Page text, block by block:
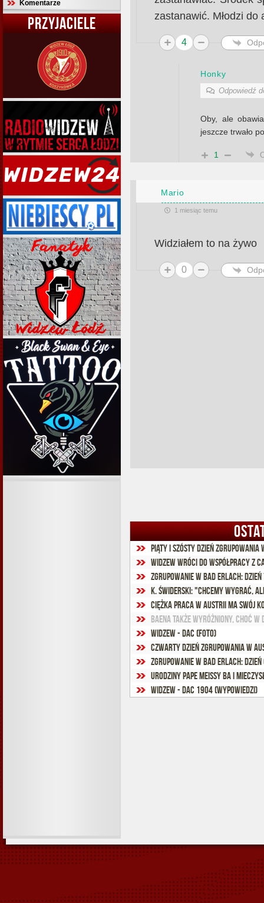
Komentarze
PRZYJACIELE
zastanawić. Młodzi do
4
Honky
Odpowiedź
Oby, ale
jeszcze trwało
1
Mario
1 miesiąc temu
Widziałem to na żywo
0
Piąty i szósty dzień zgrupowania
Widzew wróci do współpracy z
Zgrupowanie w Bad Erlach: dzień
K. Świderski: "Chcemy wygrać,
Ciężka praca w Austrii ma swój
Baena także wyróżniony, choć
Widzew - DAC (foto)
Czwarty dzień zgrupowania w
Zgrupowanie w Bad Erlach: dzień
Urodziny Pape Meissy Ba i
Widzew - DAC 1904 (wypowiedzi)